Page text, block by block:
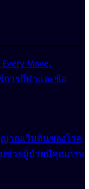
Move,
การกีฬาและข้อ
ญาณเริ่มต้นของโรค
ช่วยผู้ป่วยมีคุณภาพ